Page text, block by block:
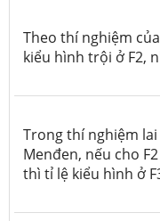
Theo thí nghiệm
kiểu hình trội ở F2,
Trong thí nghiệm
Menđen, nếu cho
thì tỉ lệ kiểu hình ở